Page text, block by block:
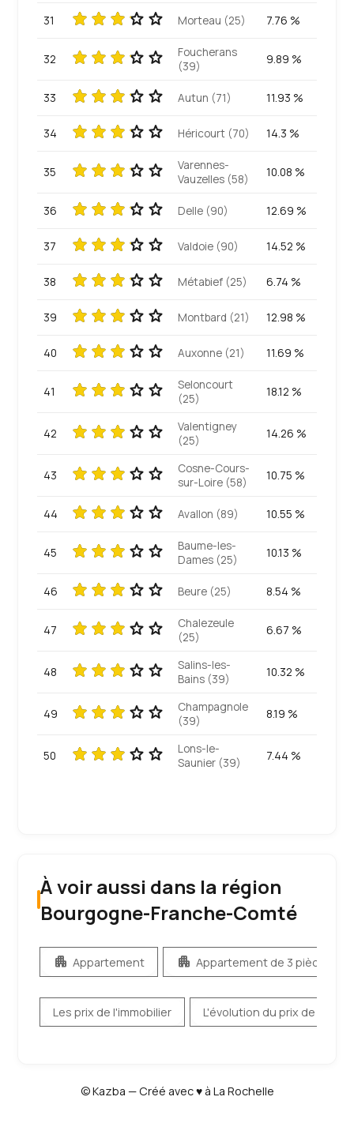
31 Morteau (25) 7.76 %
32
Foucherans
(39)
9.89 %
33 Autun (71) 11.93 %
34 Héricourt (70) 14.3 %
35
Varennes-
Vauzelles (58)
10.08 %
36 Delle (90) 12.69 %
37 Valdoie (90) 14.52 %
38 Métabief (25) 6.74 %
39 Montbard (21) 12.98 %
40 Auxonne (21) 11.69 %
41
Seloncourt
(25)
18.12 %
42
Valentigney
(25)
14.26 %
43
Cosne-Cours-
sur-Loire (58)
10.75 %
44 Avallon (89) 10.55 %
45
Baume-les-
Dames (25)
10.13 %
46 Beure (25) 8.54 %
47
Chalezeule
(25)
6.67 %
48
Salins-les-
Bains (39)
10.32 %
49
Champagnole
(39)
8.19 %
50
Lons-le-
Saunier (39)
7.44 %
À voir aussi dans la région
Bourgogne-Franche-Comté
apartment Appartement apartment Appartement de 3 pièces ou
Les prix de l'immobilier L'évolution du prix de
© Kazba — Créé avec ♥ à La Rochelle